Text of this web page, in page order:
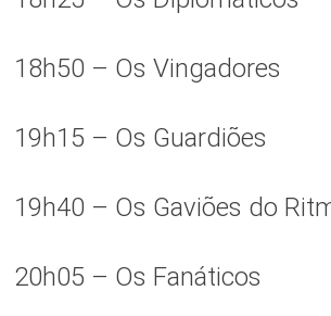
18h50 – Os Vingadores
19h15 – Os Guardiões
19h40 – Os Gaviões do
20h05 – Os Fanáticos